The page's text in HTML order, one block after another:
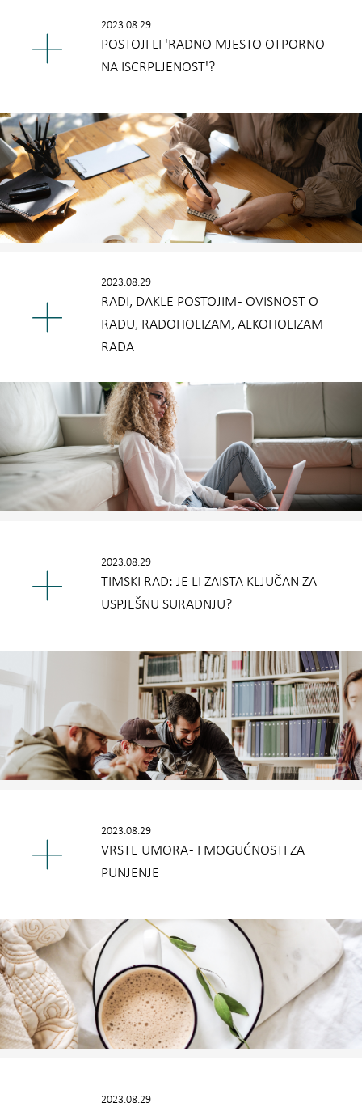
2023.08.29
POSTOJI LI 'RADNO MJESTO OTPORNO
NA ISCRPLJENOST'?
2023.08.29
RADI, DAKLE POSTOJIM - OVISNOST O
RADU, RADOHOLIZAM, ALKOHOLIZAM
RADA
2023.08.29
TIMSKI RAD: JE LI ZAISTA KLJUČAN ZA
USPJEŠNU SURADNJU?
2023.08.29
VRSTE UMORA - I MOGUĆNOSTI ZA
PUNJENJE
2023.08.29